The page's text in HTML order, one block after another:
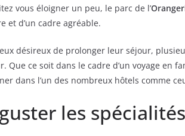
vous éloigner un peu, le parc de l’
et d’un cadre agréable.
désireux de prolonger leur séjour,
Que ce soit dans le cadre d’un voyage en
dans l’un des nombreux hôtels comme
les